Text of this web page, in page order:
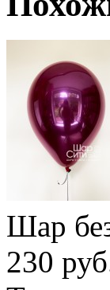
Шар
230